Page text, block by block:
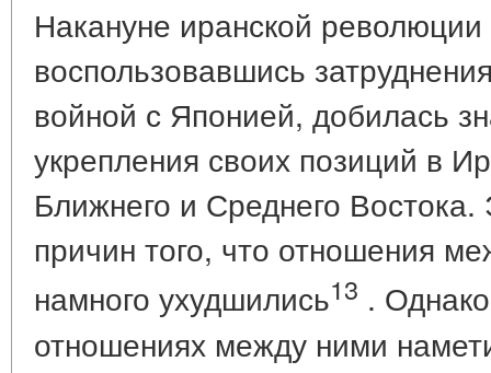
Накануне иранской
воспользовавшись
войной с Японией, добилась
укрепления своих позиций в
Ближнего и Среднего
причин того, что отношения
намного ухудшились13 .
отношениях между ними